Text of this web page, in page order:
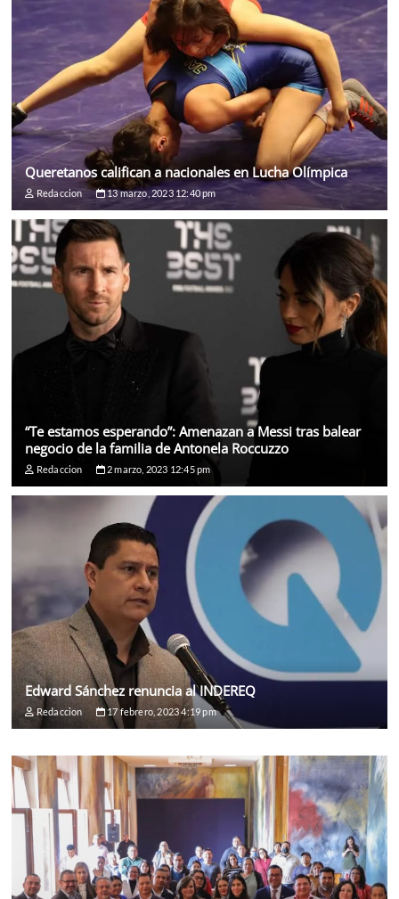
Queretanos califican a nacionales en Lucha Olímpica
Redaccion 13 marzo, 2023 12:40 pm
“Te estamos esperando”: Amenazan a Messi tras balear
negocio de la familia de Antonela Roccuzzo
Redaccion 2 marzo, 2023 12:45 pm
Edward Sánchez renuncia al INDEREQ
Redaccion 17 febrero, 2023 4:19 pm